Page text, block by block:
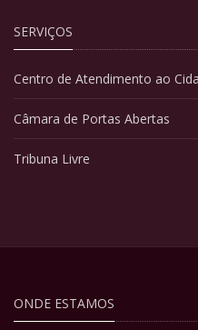
SERVIÇOS
Centro de Atendimento ao
Câmara de Portas Abertas
Tribuna Livre
ONDE ESTAMOS